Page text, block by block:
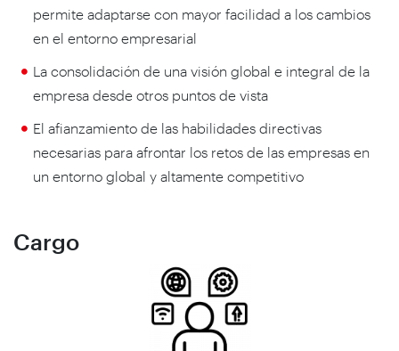
permite adaptarse con mayor facilidad a los cambios
en el entorno empresarial
La consolidación de una visión global e integral de la
empresa desde otros puntos de vista
El afianzamiento de las habilidades directivas
necesarias para afrontar los retos de las empresas en
un entorno global y altamente competitivo
Cargo